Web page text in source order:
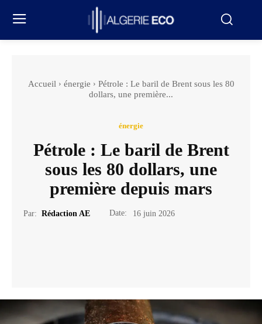
Accueil énergie
Pétrole : Le baril de Brent sous les 80
dollars, une première...
énergie
Pétrole : Le baril de Brent
sous les 80 dollars, une
première depuis mars
Par: Rédaction AE Date: 16 juin 2026